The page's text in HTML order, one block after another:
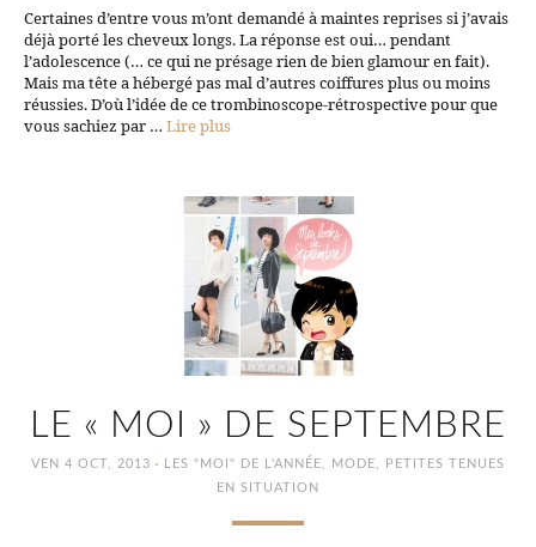
Certaines d’entre vous m’ont demandé à maintes reprises si j’avais
déjà porté les cheveux longs. La réponse est oui… pendant
l’adolescence (… ce qui ne présage rien de bien glamour en fait).
Mais ma tête a hébergé pas mal d’autres coiffures plus ou moins
réussies. D’où l’idée de ce trombinoscope-rétrospective pour que
vous sachiez par … Lire plus
LE « MOI » DE SEPTEMBRE
VEN 4 OCT, 2013 · LES "MOI" DE L'ANNÉE MODE
PETITES TENUES
EN SITUATION